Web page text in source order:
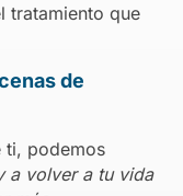
tratamiento que
de
ti, podemos
a volver a tu vida